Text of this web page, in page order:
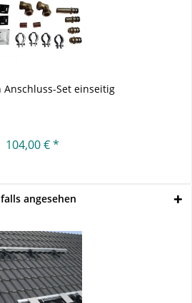
Anschluss-Set einseitig
104,00 € *
angesehen